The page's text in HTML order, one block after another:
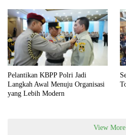
Pelantikan KBPP Polri Jadi
Langkah Awal Menuju Organisasi
yang Lebih Modern
View More